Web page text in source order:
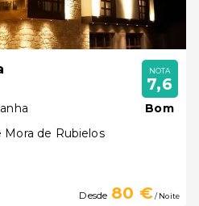
de Rubielos
NOTA
7,6
Bom
Desde 80 €/ Noite